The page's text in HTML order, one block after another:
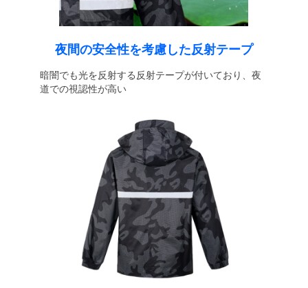
夜間の安全性を考慮した反射テープ
暗闇でも光を反射する反射テープが付いており、夜
道での視認性が高い